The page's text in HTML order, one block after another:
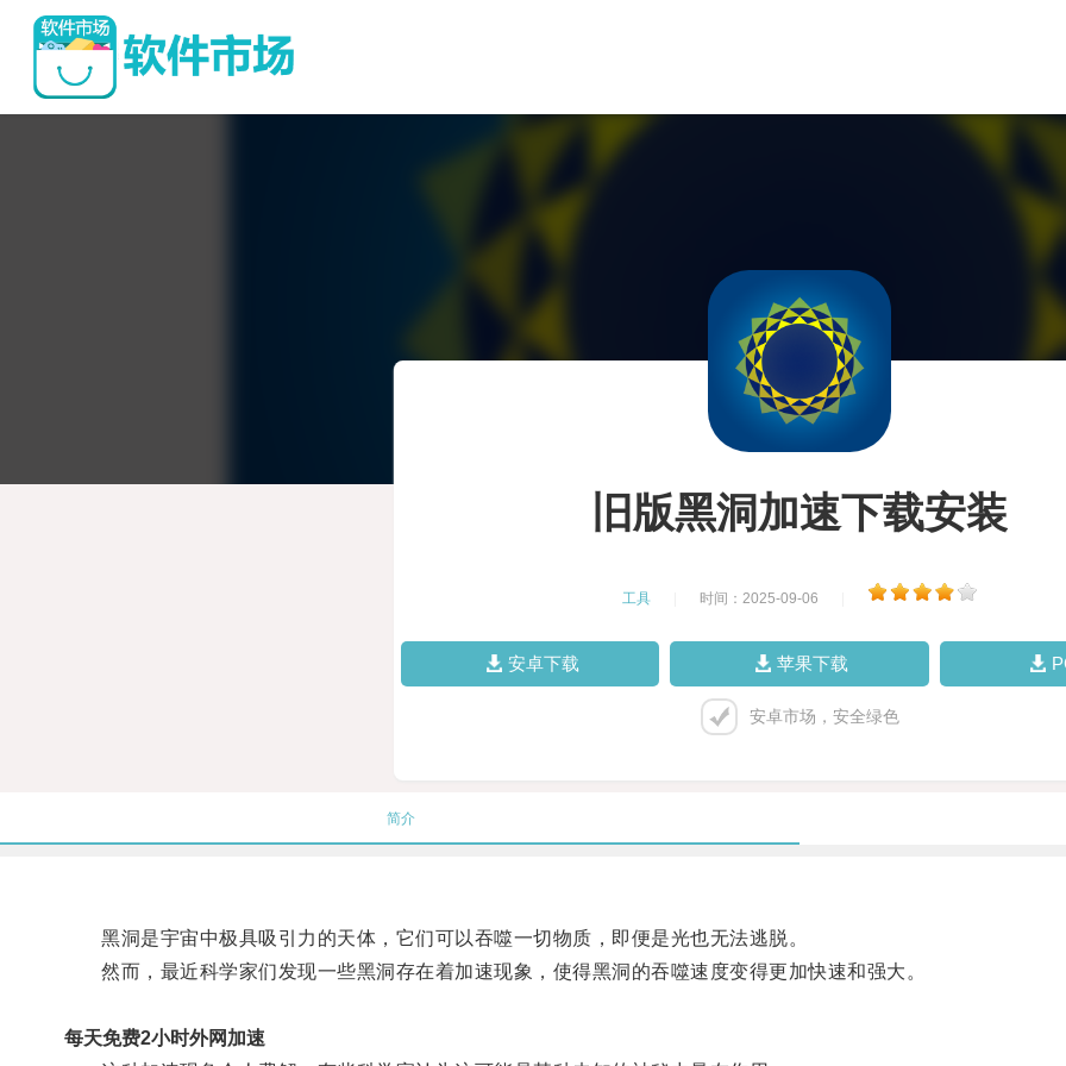
旧版黑洞加速下载安装
工具 时间：2025-09-06
安卓下载 苹果下载
安卓市场，安全绿色
简介
黑洞是宇宙中极具吸引力的天体，它们可以吞噬一切物质，即便是光也无法逃脱。
然而，最近科学家们发现一些黑洞存在着加速现象，使得黑洞的吞噬速度变得更加快速和强大。
每天免费2小时外网加速